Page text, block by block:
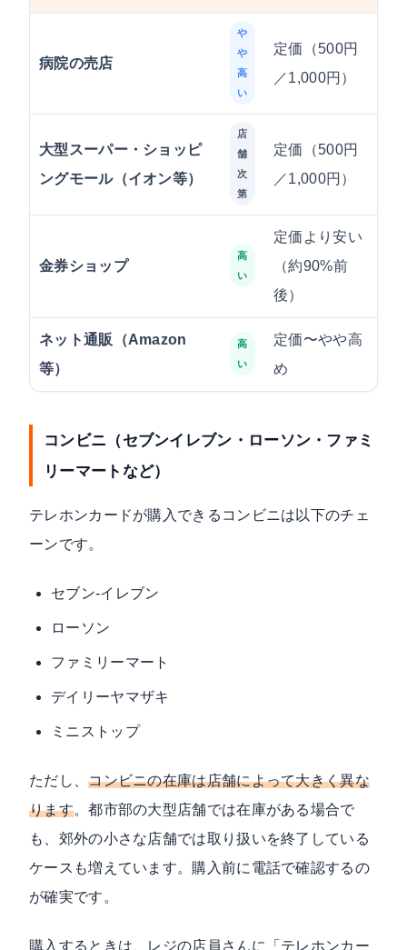
病院の売店
や
や
高
い
定価（500円
／1,000円）
大型スーパー・ショッピ
ングモール（イオン等）
店
舗
次
第
定価（500円
／1,000円）
金券ショップ
高
い
定価より安い
（約90%前
後）
ネット通販（Amazon
等）
高
い
定価〜やや高
め
コンビニ（セブンイレブン・ローソン・ファミ
リーマートなど）
テレホンカードが購入できるコンビニは以下のチェ
ーンです。
セブン‐イレブン
ローソン
ファミリーマート
デイリーヤマザキ
ミニストップ
ただし、コンビニの在庫は店舗によって大きく異な
ります。都市部の大型店舗では在庫がある場合で
も、郊外の小さな店舗では取り扱いを終了している
ケースも増えています。購入前に電話で確認するの
が確実です。
購入するときは、レジの店員さんに「テレホンカー